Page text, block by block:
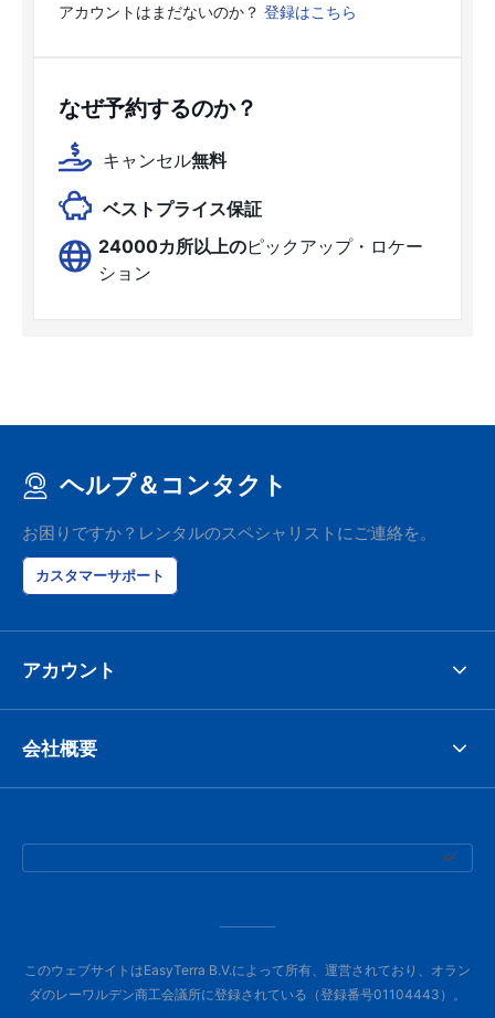
アカウントはまだないのか？ 登録はこちら
なぜ予約するのか？
キャンセル無料
ベストプライス保証
24000カ所以上のピックアップ・ロケー
ション
ヘルプ＆コンタクト
お困りですか？レンタルのスペシャリストにご連絡を。
カスタマーサポート
アカウント
会社概要
このウェブサイトはEasyTerra B.V.によって所有、運営されており、オラン
ダのレーワルデン商工会議所に登録されている（登録番号01104443）。